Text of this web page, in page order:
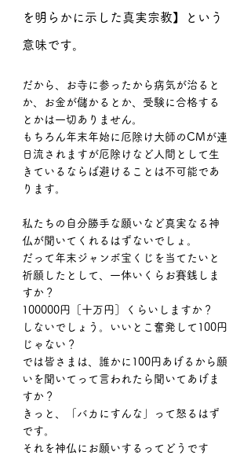
を明らかに示した真実宗教】という
意味です。
だから、お寺に参ったから病気が治ると
か、お金が儲かるとか、受験に合格する
とかは一切ありません。
もちろん年末年始に厄除け大師のCMが連
日流されますが厄除けなど人間として生
きているならば避けることは不可能であ
ります。
私たちの自分勝手な願いなど真実なる神
仏が聞いてくれるはずないでしょ。
だって年末ジャンボ宝くじを当てたいと
祈願したとして、一体いくらお賽銭しま
すか？
100000円［十万円］くらいしますか？
しないでしょう。いいとこ奮発して100円
じゃない？
では皆さまは、誰かに100円あげるから願
いを聞いてって言われたら聞いてあげま
すか？
きっと、「バカにすんな」って怒るはず
です。
それを神仏にお願いするってどうです